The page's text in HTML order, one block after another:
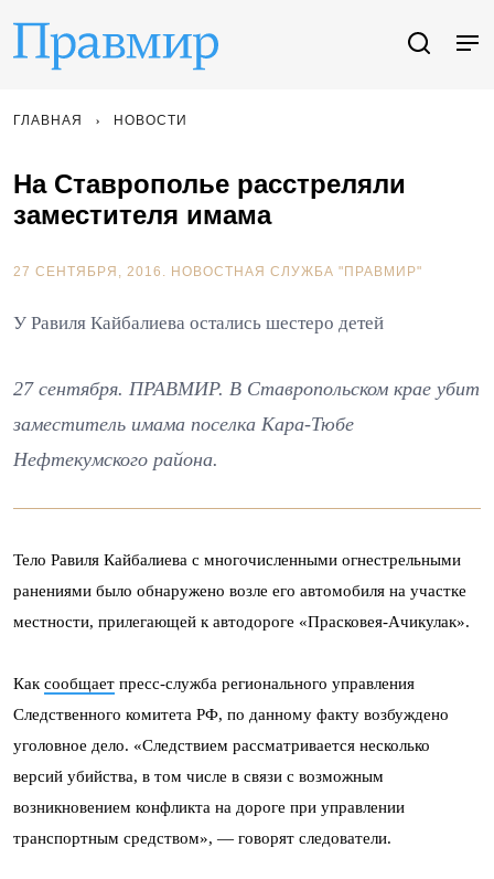
ГЛАВНАЯ НОВОСТИ
На Ставрополье расстреляли
заместителя имама
27 СЕНТЯБРЯ, 2016. НОВОСТНАЯ СЛУЖБА "ПРАВМИР"
У Равиля Кайбалиева остались шестеро детей
27 сентября. ПРАВМИР. В Ставропольском крае убит
заместитель имама поселка Кара-Тюбе
Нефтекумского района.
Тело Равиля Кайбалиева с многочисленными огнестрельными
ранениями было обнаружено возле его автомобиля на участке
местности, прилегающей к автодороге «Прасковея-Ачикулак».
Как сообщает пресс-служба регионального управления
Следственного комитета РФ, по данному факту возбуждено
уголовное дело. «Следствием рассматривается несколько
версий убийства, в том числе в связи с возможным
возникновением конфликта на дороге при управлении
транспортным средством», — говорят следователи.